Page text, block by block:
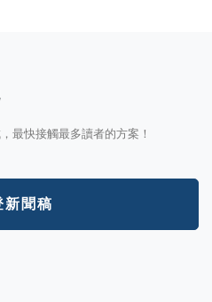
最快接觸最多讀者的方案！
新聞稿